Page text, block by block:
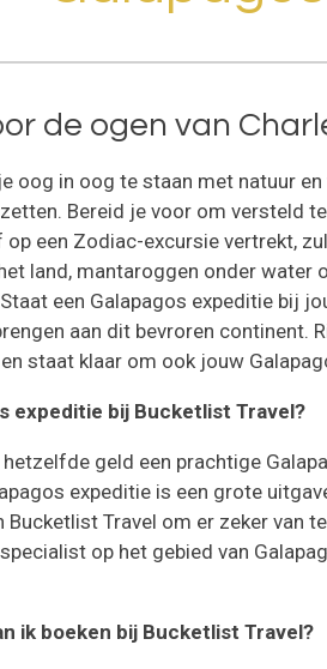
de ogen van
oog in oog te staan met natuur
Bereid je voor om versteld
een Zodiac-excursie vertrekt,
land, mantaroggen onder
een Galapagos expeditie bij
aan dit bevroren continent.
staat klaar om ook jouw
expeditie bij Bucketlist Travel?
geld een prachtige
expeditie is een grote
Bucketlist Travel om er zeker
op het gebied van
ik boeken bij Bucketlist Travel?